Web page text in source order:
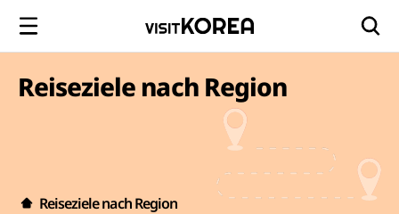
Reiseziele nach Region
Reiseziele nach Region